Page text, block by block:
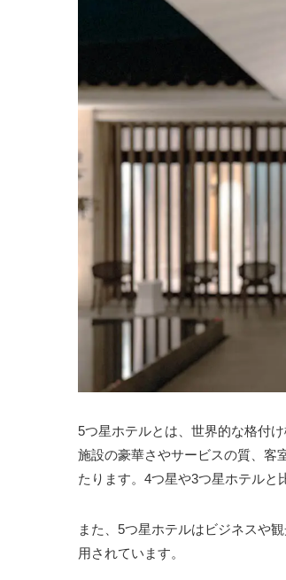
5つ星ホテルとは、世界的な格付
施設の豪華さやサービスの質、客
たります。4つ星や3つ星ホテルと
また、5つ星ホテルはビジネスや
用されています。